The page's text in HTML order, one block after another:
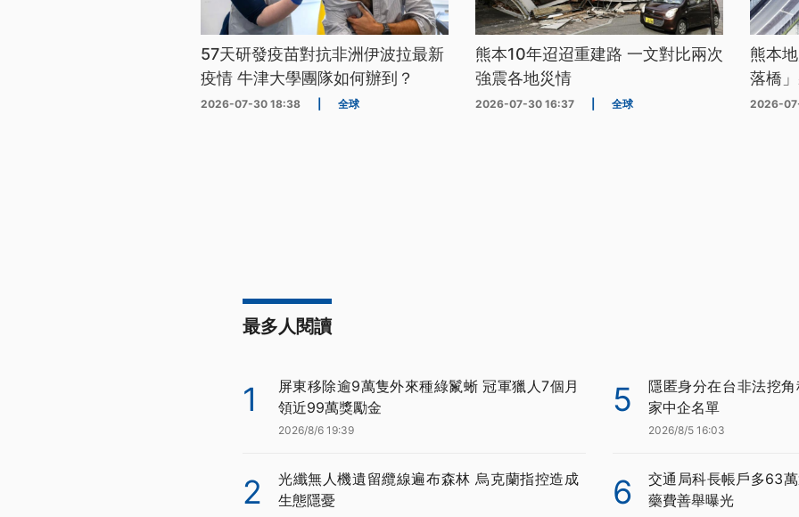
57天研發疫苗對抗非洲伊波拉最新
疫情 牛津大學團隊如何辦到？
2026-07-30 18:38 全球
熊本10年迢迢重建路 一文對比兩次
強震各地災情
2026-07-30 16:37 全球
熊本
落橋
2026-
最多人閱讀
1
屏東移除逾9萬隻外來種綠鬣蜥 冠軍獵人7個月
領近99萬獎勵金
2026/8/6 19:39
2
光纖無人機遺留纜線遍布森林 烏克蘭指控造成
生態隱憂
5
隱匿身分在台非法挖
家中企名單
2026/8/5 16:03
6
交通局科長帳戶多63
藥費善舉曝光